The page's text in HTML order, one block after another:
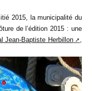
2015, la municipalité du
de l’édition 2015 : une
Jean-Baptiste Herbillon
,